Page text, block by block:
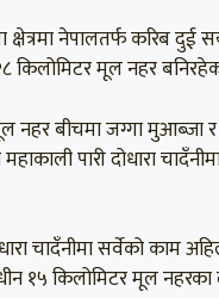
नेपालतर्फ करिब दुई
२८ किलोमिटर मूल नहर
मूल नहर बीचमा जग्गा
पारी दोधारा
चादँनीमा सर्वेको काम
१५ किलोमिटर मूल